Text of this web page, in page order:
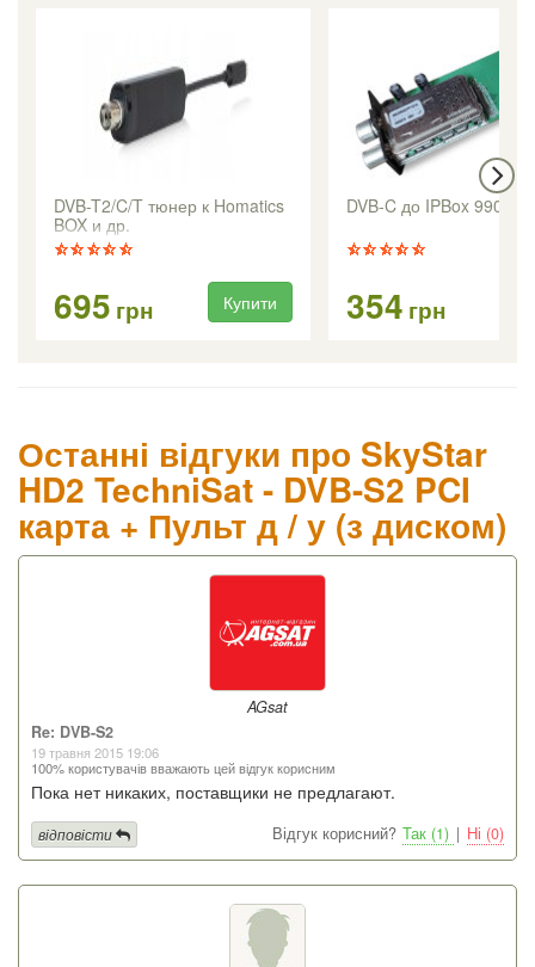
DVB-T2/C/T тюнер к Homatics
BOX и др.
695 грн Купити
DVB-C до IPBox 9900HD
354 грн
Останні відгуки про SkyStar
HD2 TechniSat - DVB-S2 PCI
карта + Пульт д / у (з диском)
AGsat
Re: DVB-S2
19 травня 2015 19:06
100% користувачів вважають цей відгук корисним
Пока нет никаких, поставщики не предлагают.
Відгук корисний? Так (1) | Ні (0)
відповісти